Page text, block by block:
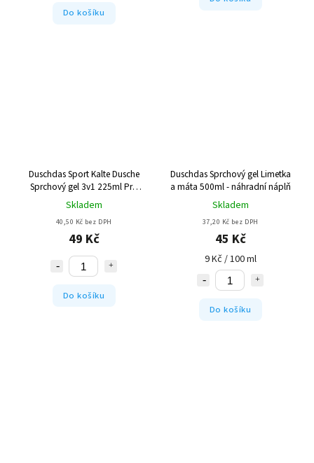
Do košíku
Duschdas Sport Kalte Dusche
Sprchový gel 3v1 225ml Pro
muže
Skladem
40,50 Kč bez DPH
49 Kč
Do košíku
Duschdas Sprchový gel Limetka
a máta 500ml - náhradní náplň
Skladem
37,20 Kč bez DPH
45 Kč
9 Kč / 100 ml
Do košíku